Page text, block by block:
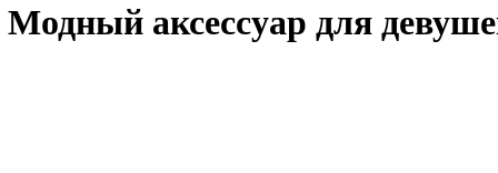
Модный аксессуар для